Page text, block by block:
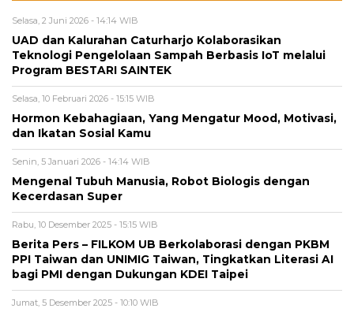
Selasa, 2 Juni 2026 - 14:14 WIB
UAD dan Kalurahan Caturharjo Kolaborasikan
Teknologi Pengelolaan Sampah Berbasis IoT melalui
Program BESTARI SAINTEK
Selasa, 10 Februari 2026 - 15:15 WIB
Hormon Kebahagiaan, Yang Mengatur Mood, Motivasi,
dan Ikatan Sosial Kamu
Senin, 5 Januari 2026 - 14:14 WIB
Mengenal Tubuh Manusia, Robot Biologis dengan
Kecerdasan Super
Rabu, 10 Desember 2025 - 15:15 WIB
Berita Pers – FILKOM UB Berkolaborasi dengan PKBM
PPI Taiwan dan UNIMIG Taiwan, Tingkatkan Literasi AI
bagi PMI dengan Dukungan KDEI Taipei
Jumat, 5 Desember 2025 - 10:10 WIB